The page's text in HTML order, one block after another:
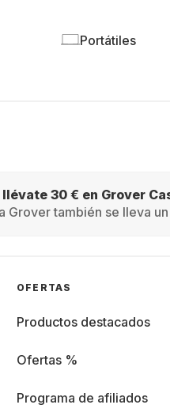
Portátiles
30 € en Grover
Grover también se lleva
OFERTAS
Productos destacados
Ofertas %
Programa de afiliados